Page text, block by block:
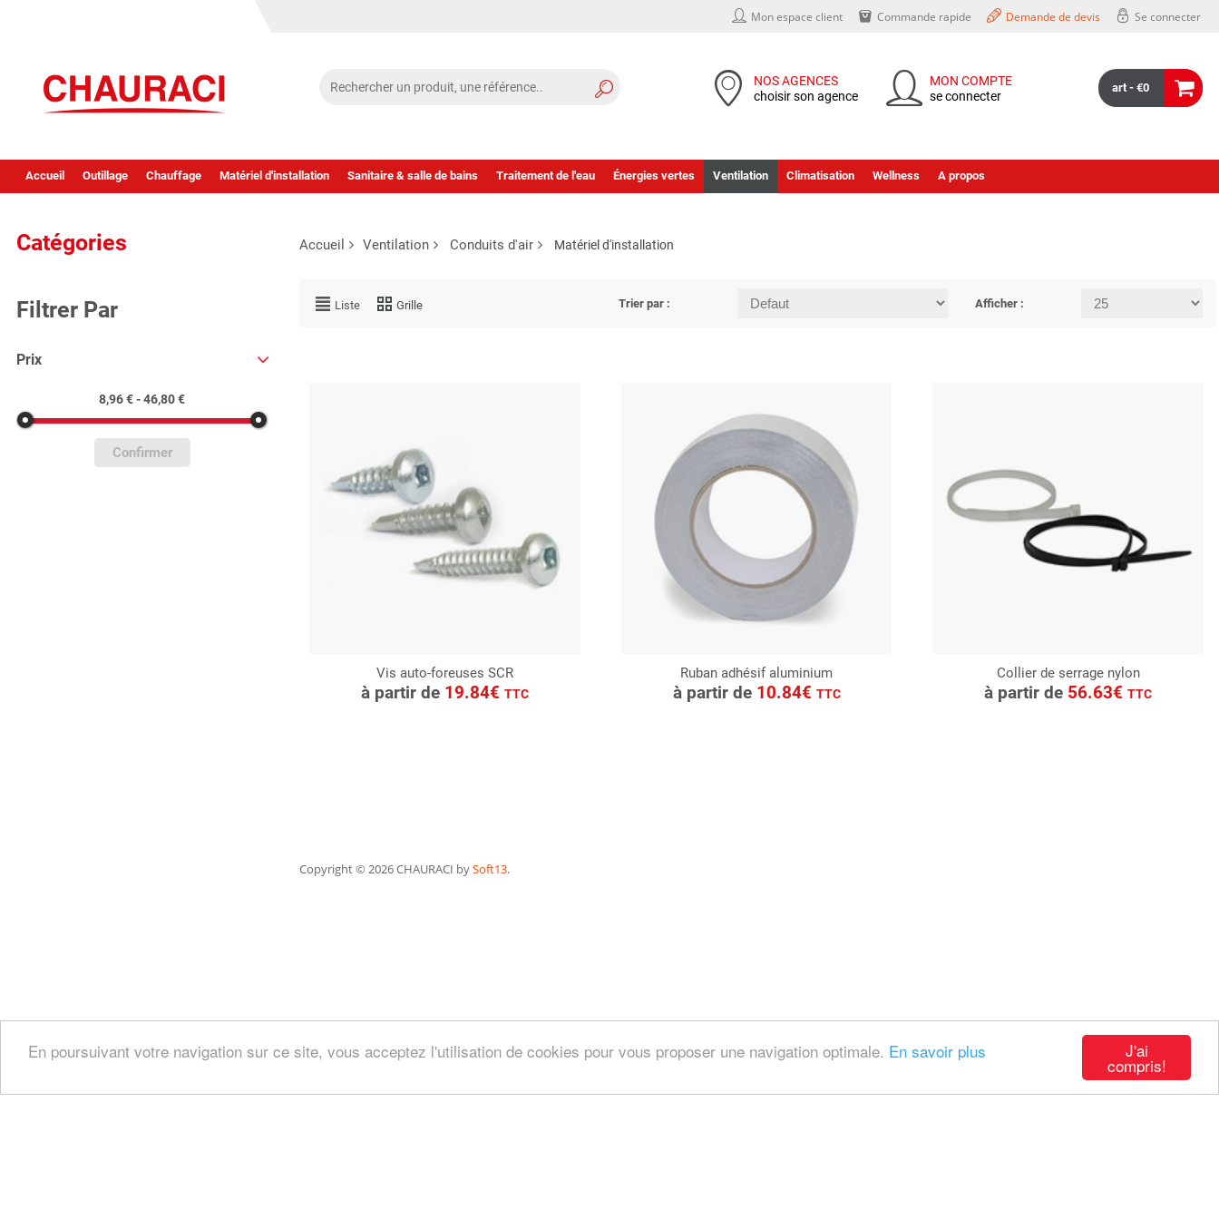
J'ai
compris!
En poursuivant votre navigation sur ce site, vous acceptez l'utilisation de cookies pour vous proposer une navigation optimale. En savoir plus
Mon espace client Commande rapide Demande de devis Se connecter
NOS AGENCES
choisir son agence
MON COMPTE
se connecter
art - €0
Accueil Outillage Chauffage Matériel d'installation Sanitaire & salle de bains Traitement de l'eau Énergies vertes Ventilation Climatisation Wellness A propos
Catégories
Filtrer Par
Prix
8,96 € - 46,80 €
Confirmer
Accueil Ventilation Conduits d'air Matériel d'installation
Liste Grille Trier par : Afficher :
Vis auto-foreuses SCR
à partir de 19.84€ TTC
CONSULTER
Demande de devis
Ruban adhésif aluminium
à partir de 10.84€ TTC
CONSULTER
Demande de devis
Collier de serrage nylon
à partir de 56.63€TTC
CONSULTER
Demande de devis
Copyright© 2026 CHAURACI bySoft13.